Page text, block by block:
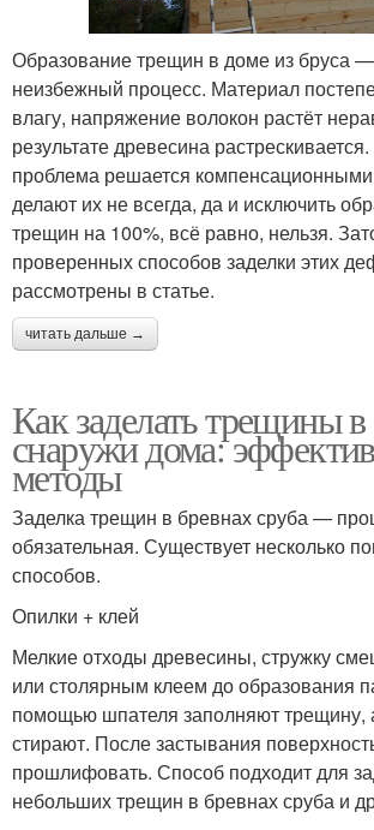
Образование трещин в доме из бруса
неизбежный процесс. Материал
влагу, напряжение волокон растёт
результате древесина
проблема решается
делают их не всегда, да и исключить
трещин на 100%, всё равно, нельзя.
проверенных способов заделки этих
рассмотрены в статье.
читать дальше →
Как заделать трещины в
снаружи дома:
методы
Заделка трещин в бревнах сруба —
обязательная. Существует несколько
способов.
Опилки + клей
Мелкие отходы древесины, стружку
или столярным клеем до образования
помощью шпателя заполняют трещину,
стирают. После застывания
прошлифовать. Способ подходит для
небольших трещин в бревнах сруба и